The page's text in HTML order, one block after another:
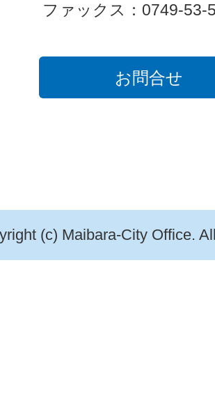
ファックス：0749-53-
お問合せ
(c) Maibara-City Office.